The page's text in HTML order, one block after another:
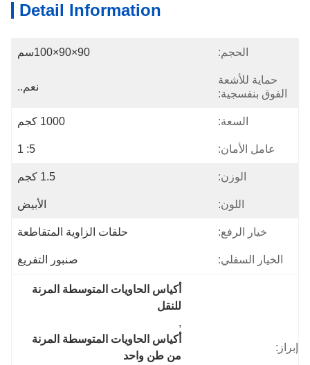
Detail Information
الحجم: 90×90×100سم
حماية للأشعة
الفوق بنفسجية:
نعم..
السعة: 1000 كجم
عامل الأمان: 5: 1
الوزن: 1.5 كجم
اللون: الأبيض
خيار الرفع: حلقات الزاوية المتقاطعة
الخيار السفلي: صنبور التفريغ
إبراز:
أكياس الحاويات المتوسطة المرنة
للنقل
,
أكياس الحاويات المتوسطة المرنة
من طن واحد